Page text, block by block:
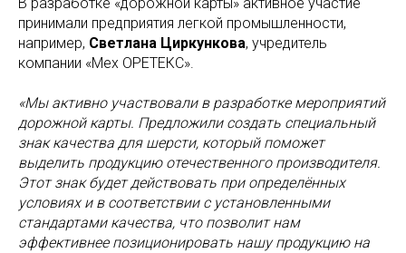
принимали предприятия легкой промышленности,
например, Светлана Циркункова, учредитель
компании «Мех ОРЕТЕКС».
«Мы активно участвовали в разработке мероприятий
дорожной карты. Предложили создать специальный
знак качества для шерсти, который поможет
выделить продукцию отечественного производителя.
Этот знак будет действовать при определённых
условиях и в соответствии с установленными
стандартами качества, что позволит нам
эффективнее позиционировать нашу продукцию на